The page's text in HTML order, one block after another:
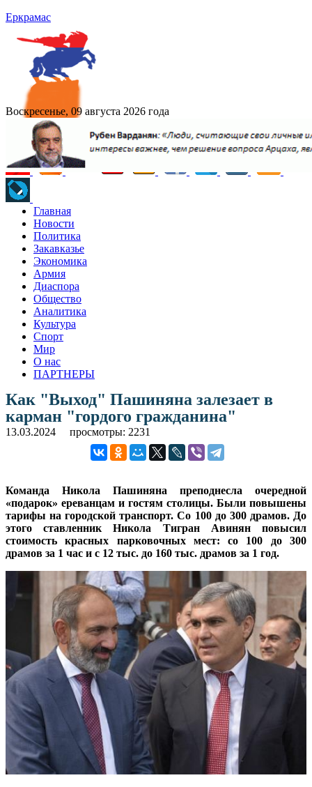
Еркрамас
Воскресенье, 09 августа 2026 года
Главная
Новости
Политика
Закавказье
Экономика
Армия
Диаспора
Общество
Аналитика
Культура
Спорт
Мир
О нас
ПАРТНЕРЫ
Как "Выход" Пашиняна залезает в
карман "гордого гражданина"
13.03.2024 просмотры: 2231
Команда Никола Пашиняна преподнесла очередной
«подарок» ереванцам и гостям столицы. Были повышены
тарифы на городской транспорт. Со 100 до 300 драмов. До
этого ставленник Никола Тигран Авинян повысил
стоимость красных парковочных мест: со 100 до 300
драмов за 1 час и с 12 тыс. до 160 тыс. драмов за 1 год.